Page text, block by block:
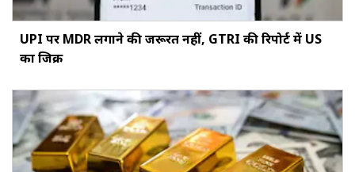
UPI पर MDR लगाने की जरूरत नहीं, GTRI की रिपोर्ट में US
का जिक्र